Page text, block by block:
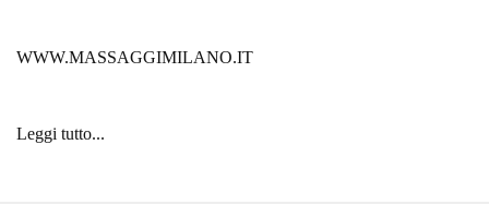
WWW.MASSAGGIMILANO.IT
Leggi tutto...